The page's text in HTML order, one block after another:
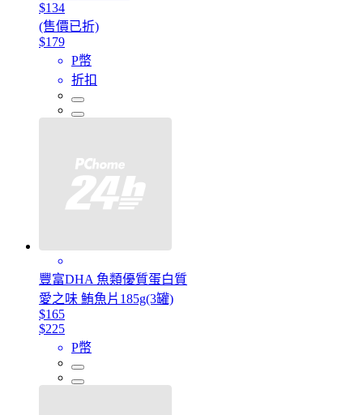
$134
(售價已折)
$179
P幣
折扣
豐富DHA 魚類優質蛋白質
愛之味 鮪魚片185g(3罐)
$165
$225
P幣